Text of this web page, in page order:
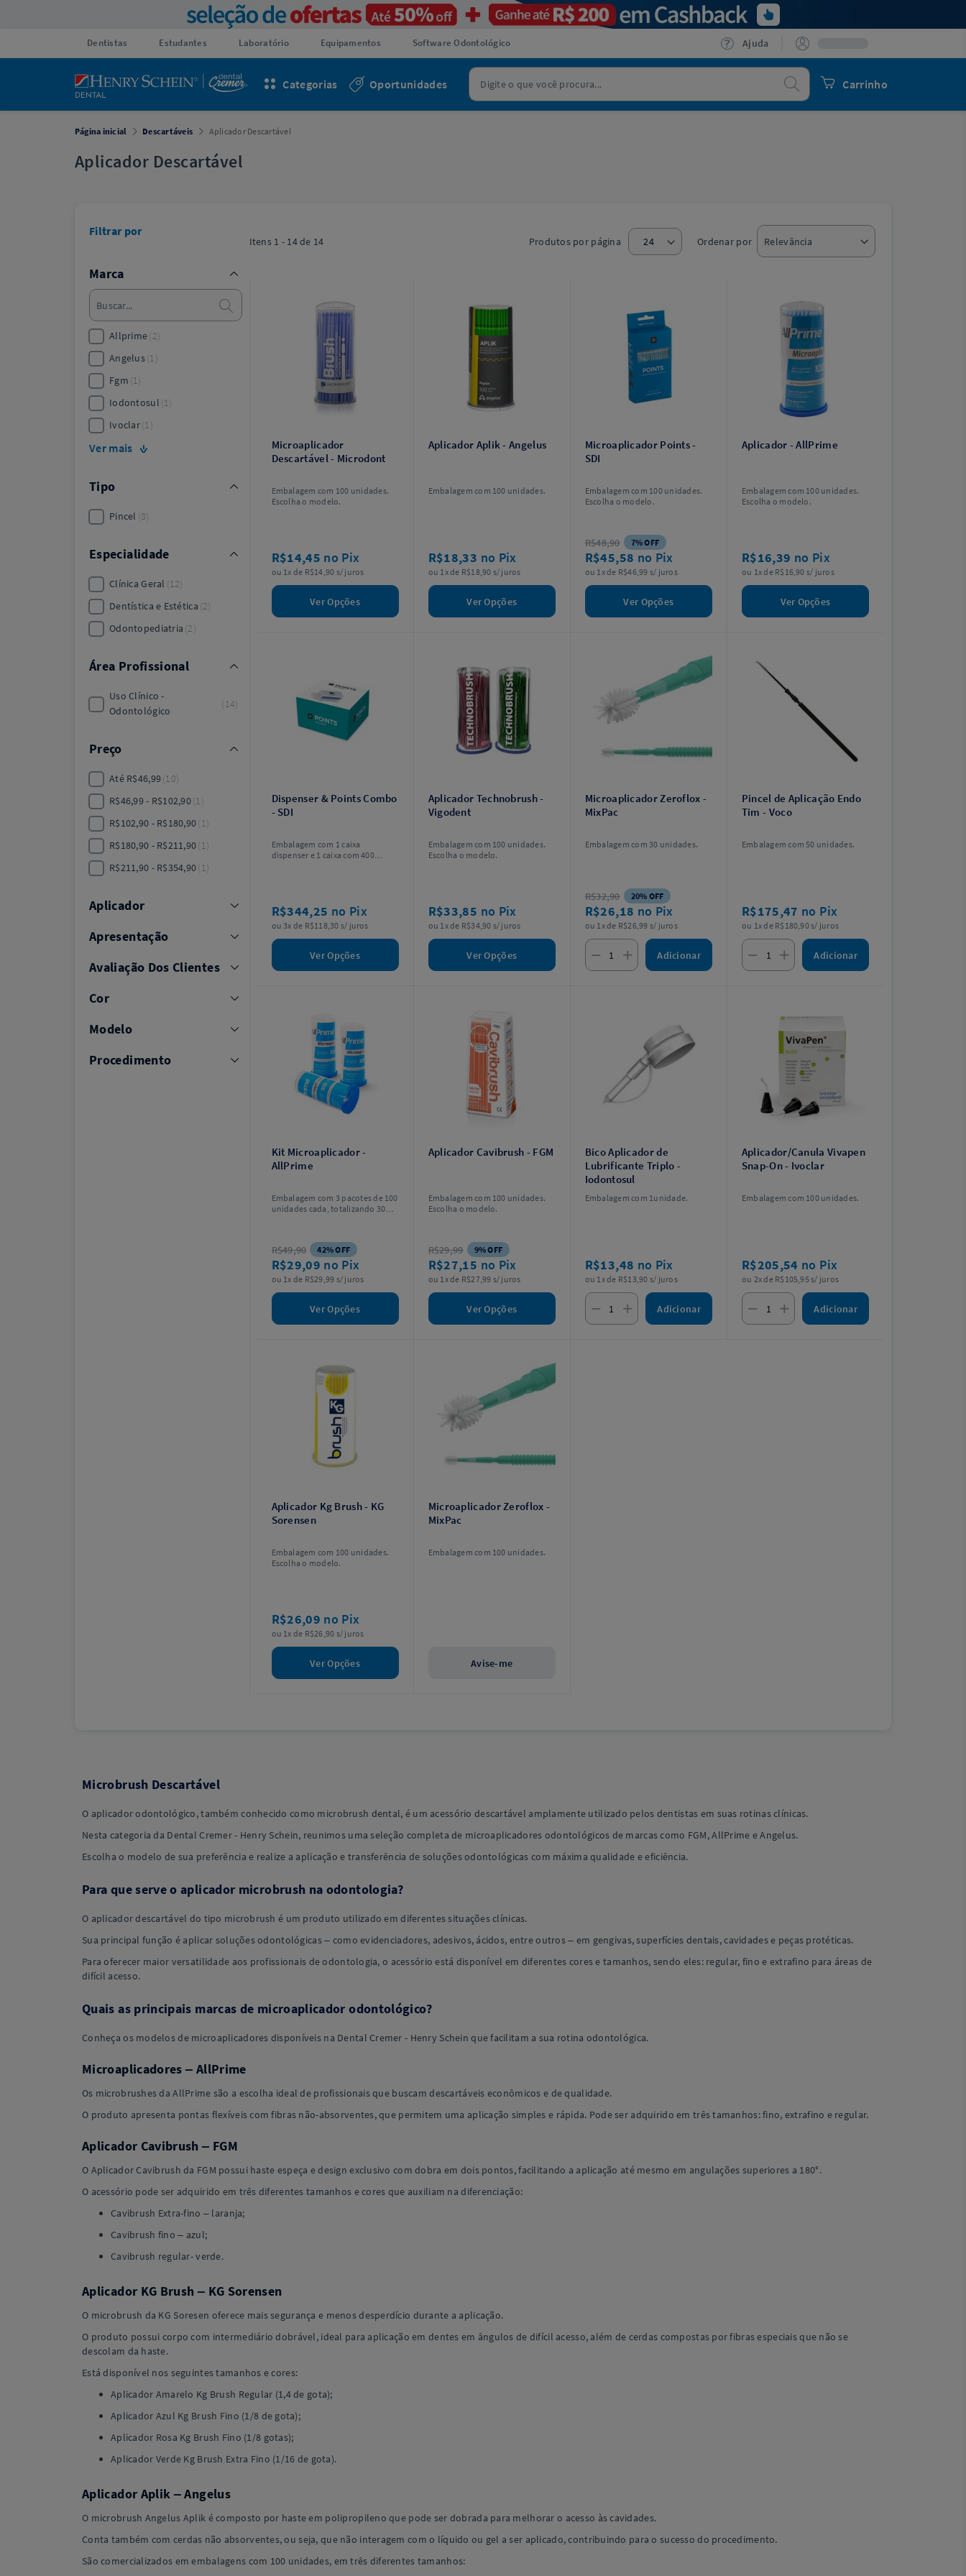
Dentistas Estudantes Laboratório Equipamentos Software Odontológico Ajuda
Carrinho
Procurar
Oportunidades
Categorias
Página inicial Descartáveis Aplicador Descartável
Aplicador Descartável
Itens 1 - 14de 14 Produtos por página Ordenar por
Microaplicador
Descartável - Microdont
Embalagem com 100 unidades.
Escolha o modelo.
R$14,45 no Pix
ou 1x de R$14,90 s/ juros
Ver Opções
Aplicador Aplik - Angelus
Embalagem com 100 unidades.
R$18,33 no Pix
ou 1x de R$18,90 s/ juros
Ver Opções
Microaplicador Points -
SDI
Embalagem com 100 unidades.
Escolha o modelo.
R$48,90 7% OFF
R$45,58 no Pix
ou 1x de R$46,99 s/ juros
Ver Opções
Aplicador - AllPrime
Embalagem com 100 unidades.
Escolha o modelo.
R$16,39 no Pix
ou 1x de R$16,90 s/ juros
Ver Opções
Dispenser & Points Combo
- SDI
Embalagem com 1 caixa
dispenser e 1 caixa com 400
R$344,25 no Pix
ou 3x de R$118,30 s/ juros
Ver Opções
Aplicador Technobrush -
Vigodent
Embalagem com 100 unidades.
Escolha o modelo.
R$33,85 no Pix
ou 1x de R$34,90 s/ juros
Ver Opções
Microaplicador Zeroflox -
MixPac
Embalagem com 30 unidades.
R$32,90 20% OFF
R$26,18 no Pix
ou 1x de R$26,99 s/ juros
Adicionar
Pincel de Aplicação Endo
Tim - Voco
Embalagem com 50 unidades.
R$175,47 no Pix
ou 1x de R$180,90 s/ juros
Adicionar
Kit Microaplicador -
AllPrime
Embalagem com 3 pacotes de 100
unidades cada, totalizando 300
R$49,90 42% OFF
R$29,09 no Pix
ou 1x de R$29,99 s/ juros
Ver Opções
Aplicador Cavibrush - FGM
Embalagem com 100 unidades.
Escolha o modelo.
R$29,99 9% OFF
R$27,15 no Pix
ou 1x de R$27,99 s/ juros
Ver Opções
Bico Aplicador de
Lubrificante Triplo -
Iodontosul
Embalagem com 1unidade.
R$13,48 no Pix
ou 1x de R$13,90 s/ juros
Adicionar
Aplicador/Canula Vivapen
Snap-On - Ivoclar
Embalagem com 100 unidades.
R$205,54 no Pix
ou 2x de R$105,95 s/ juros
Adicionar
Aplicador Kg Brush - KG
Sorensen
Embalagem com 100 unidades.
Escolha o modelo.
R$26,09 no Pix
ou 1x de R$26,90 s/ juros
Ver Opções
Microaplicador Zeroflox -
MixPac
Embalagem com 100 unidades.
Avise-me
Filtrar por
Marca
Allprime 2
Angelus 1
Fgm 1
Iodontosul 1
Ivoclar 1
Ver mais
Tipo
Pincel 8
Especialidade
Clínica Geral 12
Dentística e Estética 2
Odontopediatria 2
Área Profissional
Uso Clínico -
Odontológico
14
Preço
Até R$46,99 10
R$46,99 - R$102,90 1
R$102,90 - R$180,90 1
R$180,90 - R$211,90 1
R$211,90 - R$354,90 1
Aplicador
Apresentação
Avaliação Dos Clientes
Cor
Modelo
Procedimento
Microbrush Descartável
O aplicador odontológico, também conhecido como microbrush dental, é um acessório descartável amplamente utilizado pelos dentistas em suas rotinas clínicas.
Nesta categoria da Dental Cremer - Henry Schein, reunimos uma seleção completa de microaplicadores odontológicos de marcas como FGM, AllPrime e Angelus.
Escolha o modelo de sua preferência e realize a aplicação e transferência de soluções odontológicas com máxima qualidade e eficiência.
Para que serve o aplicador microbrush na odontologia?
O aplicador descartável do tipo microbrush é um produto utilizado em diferentes situações clínicas.
Sua principal função é aplicar soluções odontológicas – como evidenciadores, adesivos, ácidos, entre outros – em gengivas, superfícies dentais, cavidades e peças protéticas.
Para oferecer maior versatilidade aos profissionais de odontologia, o acessório está disponível em diferentes cores e tamanhos, sendo eles: regular, fino e extrafino para áreas de
difícil acesso.
Quais as principais marcas de microaplicador odontológico?
Conheça os modelos de microaplicadores disponíveis na Dental Cremer - Henry Schein que facilitam a sua rotina odontológica.
Microaplicadores – AllPrime
Os microbrushes da AllPrime são a escolha ideal de profissionais que buscam descartáveis econômicos e de qualidade.
O produto apresenta pontas flexíveis com fibras não-absorventes, que permitem uma aplicação simples e rápida. Pode ser adquirido em três tamanhos: fino, extrafino e regular.
Aplicador Cavibrush – FGM
O Aplicador Cavibrush da FGM possui haste espeça e design exclusivo com dobra em dois pontos, facilitando a aplicação até mesmo em angulações superiores a 180°.
O acessório pode ser adquirido em três diferentes tamanhos e cores que auxiliam na diferenciação:
Cavibrush Extra-fino – laranja;
Cavibrush fino – azul;
Cavibrush regular- verde.
Aplicador KG Brush – KG Sorensen
O microbrush da KG Soresen oferece mais segurança e menos desperdício durante a aplicação.
O produto possui corpo com intermediário dobrável, ideal para aplicação em dentes em ângulos de difícil acesso, além de cerdas compostas por fibras especiais que não se
descolam da haste.
Está disponível nos seguintes tamanhos e cores:
Aplicador Amarelo Kg Brush Regular (1,4 de gota);
Aplicador Azul Kg Brush Fino (1/8 de gota);
Aplicador Rosa Kg Brush Fino (1/8 gotas);
Aplicador Verde Kg Brush Extra Fino (1/16 de gota).
Aplicador Aplik – Angelus
O microbrush Angelus Aplik é composto por haste em polipropileno que pode ser dobrada para melhorar o acesso às cavidades.
Conta também com cerdas não absorventes, ou seja, que não interagem com o líquido ou gel a ser aplicado, contribuindo para o sucesso do procedimento.
São comercializados em embalagens com 100 unidades, em três diferentes tamanhos: